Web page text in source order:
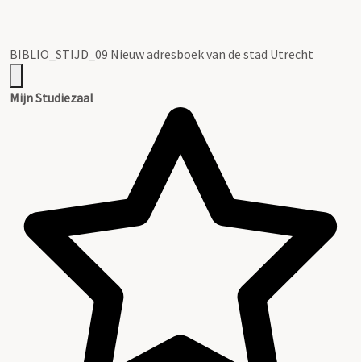
BIBLIO_STIJD_09 Nieuw adresboek van de stad Utrecht
Mijn Studiezaal